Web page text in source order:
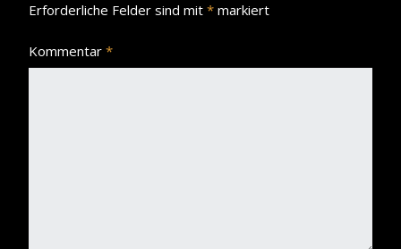
Erforderliche Felder sind mit * markiert
Kommentar *